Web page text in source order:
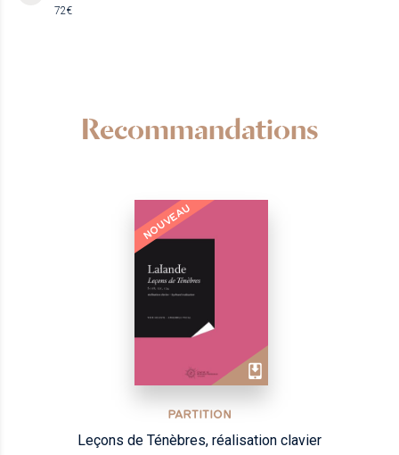
72€
Recommandations
NOUVEAU
PARTITION
Leçons de Ténèbres, réalisation clavier